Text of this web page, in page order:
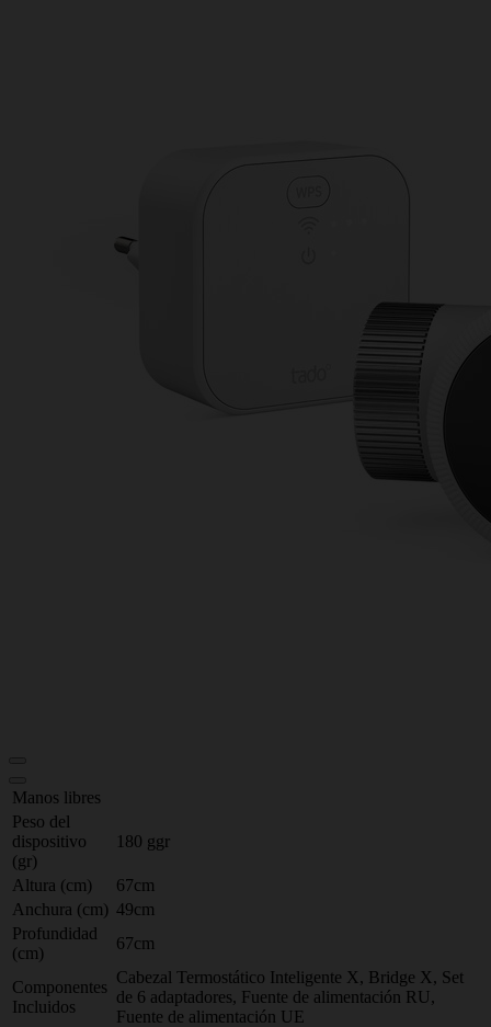
Manos libres
Peso del
dispositivo
(gr)
180 ggr
Altura (cm)
67cm
Anchura (cm) 49cm
Profundidad
(cm)
67cm
Componentes
Incluidos
Cabezal Termostático Inteligente X, Bridge X, Set
de 6 adaptadores, Fuente de alimentación RU,
Fuente de alimentación UE